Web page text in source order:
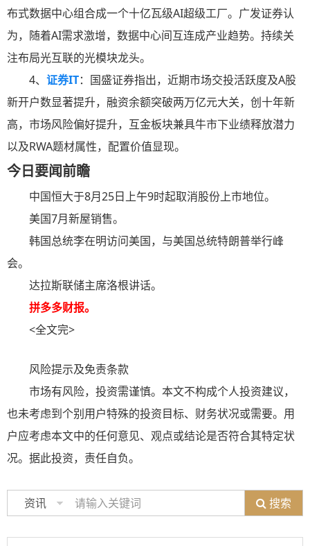
布式数据中心组合成一个十亿瓦级AI超级工厂。广发证券认
为，随着AI需求激增，数据中心间互连成产业趋势。持续关
注布局光互联的光模块龙头。
4、 证券IT：国盛证券指出，近期市场交投活跃度及A股
新开户数显著提升，融资余额突破两万亿元大关，创十年新
高，市场风险偏好提升，互金板块兼具牛市下业绩释放潜力
以及RWA题材属性，配置价值显现。
今日要闻前瞻
中国恒大于8月25日上午9时起取消股份上市地位。
美国7月新屋销售。
韩国总统李在明访问美国，与美国总统特朗普举行峰
会。
达拉斯联储主席洛根讲话。
拼多多财报。
<全文完>
风险提示及免责条款
市场有风险，投资需谨慎。本文不构成个人投资建议，
也未考虑到个别用户特殊的投资目标、财务状况或需要。用
户应考虑本文中的任何意见、观点或结论是否符合其特定状
况。据此投资，责任自负。
资讯 搜索